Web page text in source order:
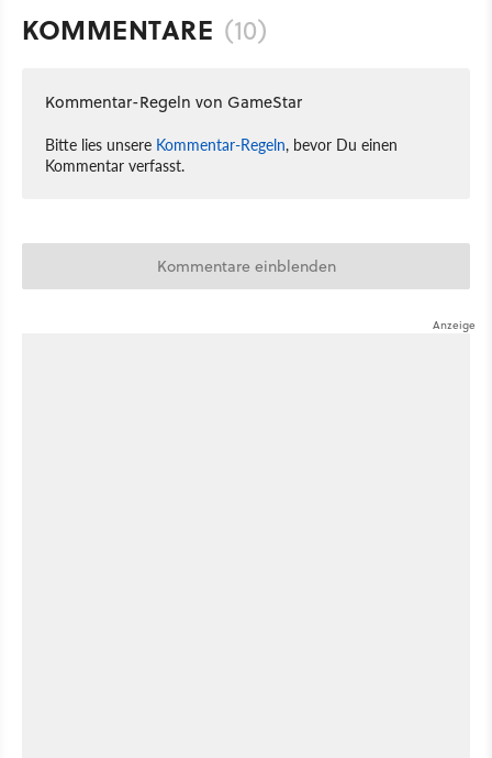
KOMMENTARE (10)
Kommentar-Regeln von GameStar
Bitte lies unsere Kommentar-Regeln, bevor Du einen
Kommentar verfasst.
Kommentare einblenden